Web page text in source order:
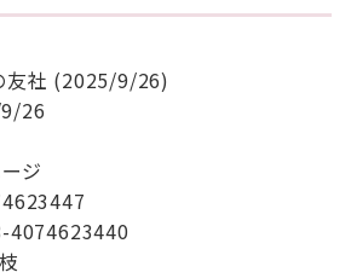
婦の友社 (2025/9/26)
9/26
ージ
4074623447
: ‎ 978-4074623440